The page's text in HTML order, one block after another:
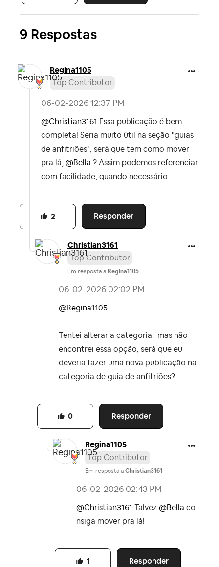
9 Respostas
Regina1105
Top Contributor
‎06-02-2026 12:37 PM
@Christian3161 Essa publicação é bem
completa! Seria muito útil na seção "guias
de anfitriões", será que tem como mover
pra lá, @Bella ? Assim podemos referenciar
com facilidade, quando necessário.
Responder
2
Christian3161
Top Contributor
Em resposta a Regina1105
‎06-02-2026 02:02 PM
@Regina1105
Tentei alterar a categoria,
mas não
encontrei essa opção, será que eu
deveria fazer uma nova publicação na
categoria de guia de anfitriões?
Responder
0
Regina1105
Top Contributor
Em resposta a Christian3161
‎06-02-2026 02:43 PM
@Christian3161 Talvez @Bella co
nsiga mover pra lá!
Responder
1